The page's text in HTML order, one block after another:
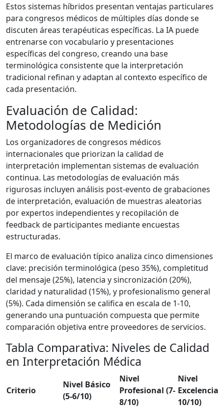
Estos sistemas híbridos presentan ventajas particulares
para congresos médicos de múltiples días donde se
discuten áreas terapéuticas específicas. La IA puede
entrenarse con vocabulario y presentaciones
específicas del congreso, creando una base
terminológica consistente que la interpretación
tradicional refinan y adaptan al contexto específico de
cada presentación.
Evaluación de Calidad:
Metodologías de Medición
Los organizadores de congresos médicos
internacionales que priorizan la calidad de
interpretación implementan sistemas de evaluación
continua. Las metodologías de evaluación más
rigurosas incluyen análisis post-evento de grabaciones
de interpretación, evaluación de muestras aleatorias
por expertos independientes y recopilación de
feedback de participantes mediante encuestas
estructuradas.
El marco de evaluación típico analiza cinco dimensiones
clave: precisión terminológica (peso 35%), completitud
del mensaje (25%), latencia y sincronización (20%),
claridad y naturalidad (15%), y profesionalismo general
(5%). Cada dimensión se califica en escala de 1-10,
generando una puntuación compuesta que permite
comparación objetiva entre proveedores de servicios.
Tabla Comparativa: Niveles de Calidad
en Interpretación Médica
Criterio
Nivel Básico
(5-6/10)
Nivel
Profesional (7-
8/10)
Nivel
Excelencia
10/10)